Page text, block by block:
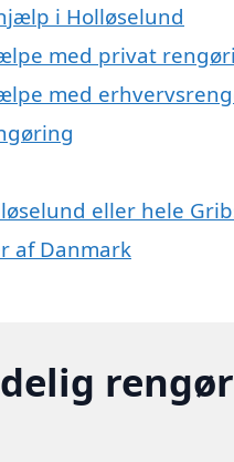
i Holløselund
med privat
med
eller hele
af Danmark